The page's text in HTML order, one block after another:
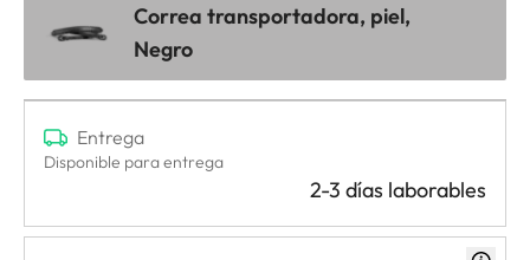
Correa transportadora, piel,
Negro
Entrega
Disponible para entrega
2-3 días laborables